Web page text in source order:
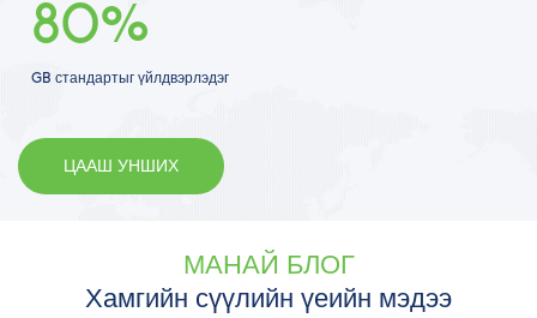
80%
GB стандартыг үйлдвэрлэдэг
ЦААШ УНШИХ
МАНАЙ БЛОГ
Хамгийн сүүлийн үеийн мэдээ